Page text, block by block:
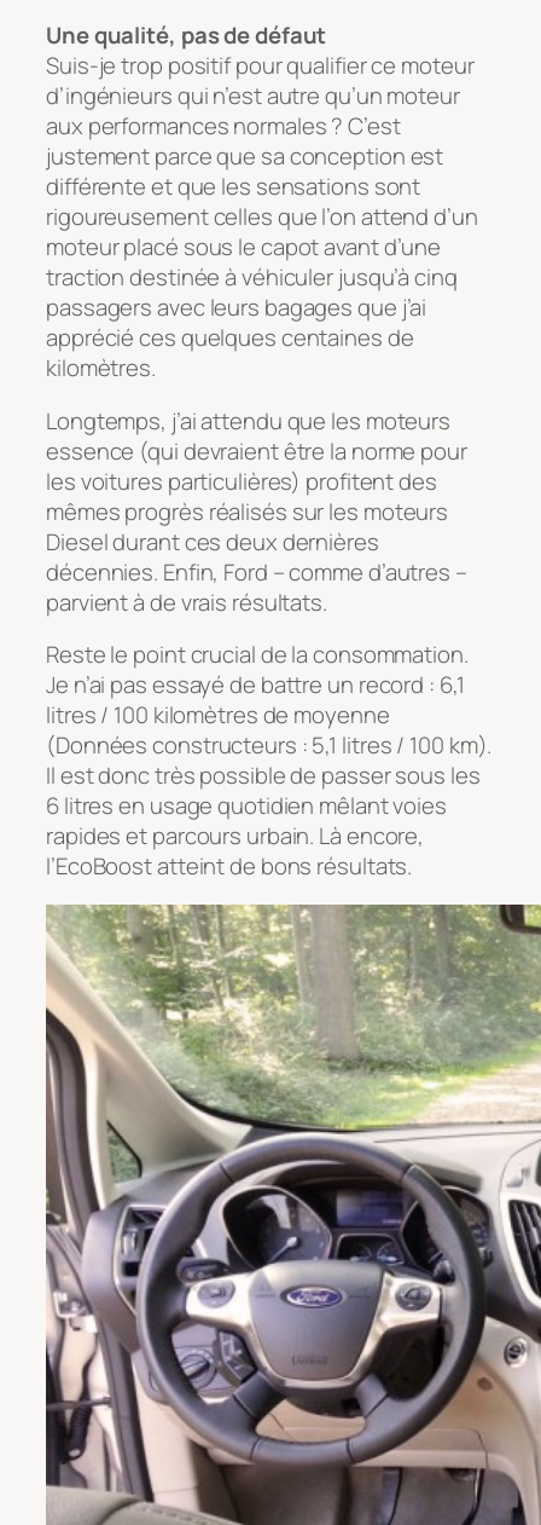
Une qualité, pas de défaut
Suis-je trop positif pour qualifier ce moteur
d’ingénieurs qui n’est autre qu’un moteur
aux performances normales ? C’est
justement parce que sa conception est
différente et que les sensations sont
rigoureusement celles que l’on attend d’un
moteur placé sous le capot avant d’une
traction destinée à véhiculer jusqu’à cinq
passagers avec leurs bagages que j’ai
apprécié ces quelques centaines de
kilomètres.
Longtemps, j’ai attendu que les moteurs
essence (qui devraient être la norme pour
les voitures particulières) profitent des
mêmes progrès réalisés sur les moteurs
Diesel durant ces deux dernières
décennies. Enfin, Ford – comme d’autres –
parvient à de vrais résultats.
Reste le point crucial de la consommation.
Je n’ai pas essayé de battre un record : 6,1
litres / 100 kilomètres de moyenne
(Données constructeurs : 5,1 litres / 100 km).
Il est donc très possible de passer sous les
6 litres en usage quotidien mêlant voies
rapides et parcours urbain. Là encore,
l’EcoBoost atteint de bons résultats.